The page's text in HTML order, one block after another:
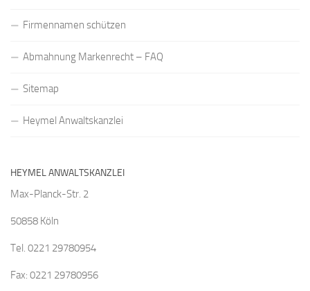
Firmennamen schützen
Abmahnung Markenrecht – FAQ
Sitemap
Heymel Anwaltskanzlei
HEYMEL ANWALTSKANZLEI
Max-Planck-Str. 2
50858 Köln
Tel. 0221 29780954
Fax: 0221 29780956